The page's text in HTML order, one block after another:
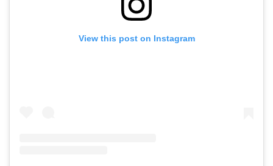
View this post on Instagram